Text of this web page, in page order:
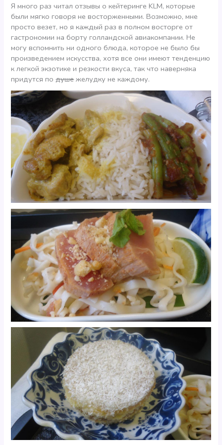
Я много раз читал отзывы о кейтеринге KLM, которые
были мягко говоря не восторженными. Возможно, мне
просто везет, но я каждый раз в полном восторге от
гастрономии на борту голландской авиакомпании. Не
могу вспомнить ни одного блюда, которое не было бы
произведением искусства, хотя все они имеют тенденцию
к легкой экзотике и резкости вкуса, так что наверняка
придутся подушежелудку не каждому.